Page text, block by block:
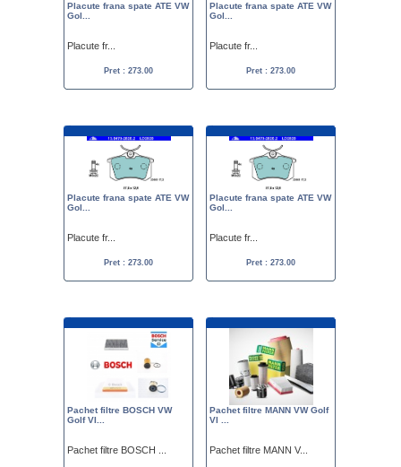
Placute frana spate ATE VW
Gol...
Placute fr...
Pret : 273.00
Placute frana spate ATE VW
Gol...
Placute fr...
Pret : 273.00
Placute frana spate ATE VW
Gol...
Placute fr...
Pret : 273.00
Placute frana spate ATE VW
Gol...
Placute fr...
Pret : 273.00
Pachet filtre BOSCH VW
Golf VI...
Pachet filtre BOSCH ...
Pachet filtre MANN VW Golf
VI ...
Pachet filtre MANN V...